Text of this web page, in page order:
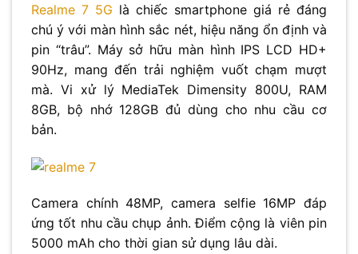
Realme 7 5G là chiếc smartphone giá rẻ đáng
chú ý với màn hình sắc nét, hiệu năng ổn định và
pin “trâu”. Máy sở hữu màn hình IPS LCD HD+
90Hz, mang đến trải nghiệm vuốt chạm mượt
mà. Vi xử lý MediaTek Dimensity 800U, RAM
8GB, bộ nhớ 128GB đủ dùng cho nhu cầu cơ
bản.
Camera chính 48MP, camera selfie 16MP đáp
ứng tốt nhu cầu chụp ảnh. Điểm cộng là viên pin
5000 mAh cho thời gian sử dụng lâu dài.